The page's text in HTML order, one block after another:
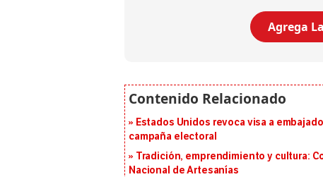
Agrega
Estados Unidos revoca visa a
campaña electoral
Tradición, emprendimiento y cultura:
Nacional de Artesanías